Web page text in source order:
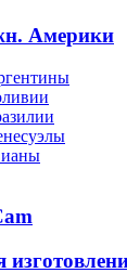
Америки